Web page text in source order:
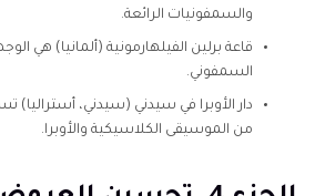
والسمفونيات الرائعة.
قاعة برلين الفيلهارمونية (ألمانيا) هي
السمفوني.
دار الأوبرا في سيدني (سيدني،
من الموسيقى الكلاسيكية والأوبرا.